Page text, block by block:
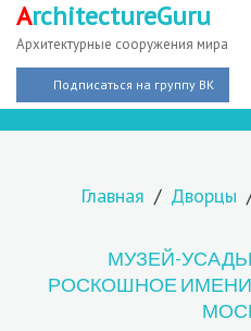
ArchitectureGuru
Архитектурные сооружения мира
Подписаться на группу ВК
Главная Дворцы
МУЗЕЙ-
РОСКОШНОЕ